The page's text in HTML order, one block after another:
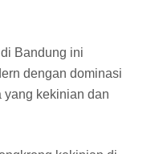
Bandung ini
dengan dominasi
yang kekinian dan